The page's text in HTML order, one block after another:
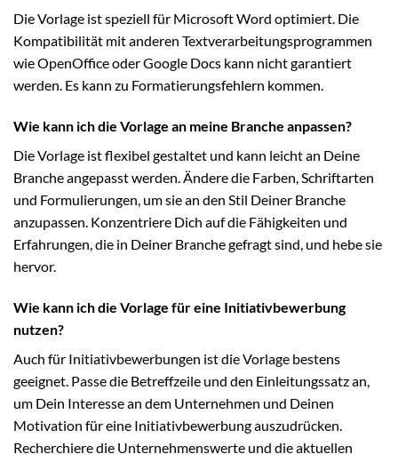
Die Vorlage ist speziell für Microsoft Word optimiert. Die
Kompatibilität mit anderen Textverarbeitungsprogrammen
wie OpenOffice oder Google Docs kann nicht garantiert
werden. Es kann zu Formatierungsfehlern kommen.
Wie kann ich die Vorlage an meine Branche anpassen?
Die Vorlage ist flexibel gestaltet und kann leicht an Deine
Branche angepasst werden. Ändere die Farben, Schriftarten
und Formulierungen, um sie an den Stil Deiner Branche
anzupassen. Konzentriere Dich auf die Fähigkeiten und
Erfahrungen, die in Deiner Branche gefragt sind, und hebe sie
hervor.
Wie kann ich die Vorlage für eine Initiativbewerbung
nutzen?
Auch für Initiativbewerbungen ist die Vorlage bestens
geeignet. Passe die Betreffzeile und den Einleitungssatz an,
um Dein Interesse an dem Unternehmen und Deinen
Motivation für eine Initiativbewerbung auszudrücken.
Recherchiere die Unternehmenswerte und die aktuellen